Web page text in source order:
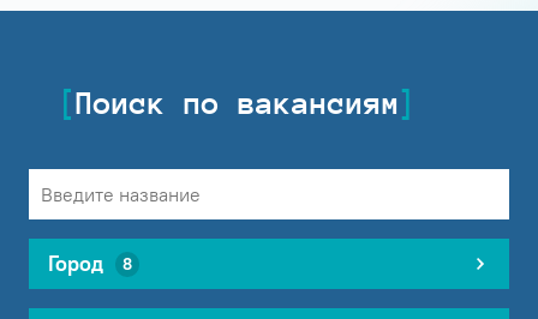
Поиск по вакансиям
Город 8